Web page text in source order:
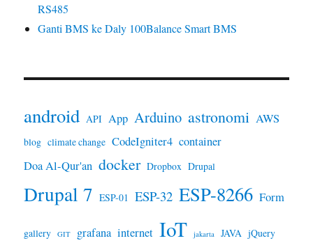
RS485
Ganti BMS ke Daly 100Balance Smart BMS
android API App Arduino astronomi AWS
blog climate change CodeIgniter4 container
Doa Al-Qur'an docker Dropbox Drupal
Drupal 7 ESP-01 ESP-32 ESP-8266 Form
gallery GIT grafana internet IoT jakarta JAVA jQuery